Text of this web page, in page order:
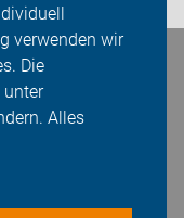
verwenden wir
Die
unter
Alles